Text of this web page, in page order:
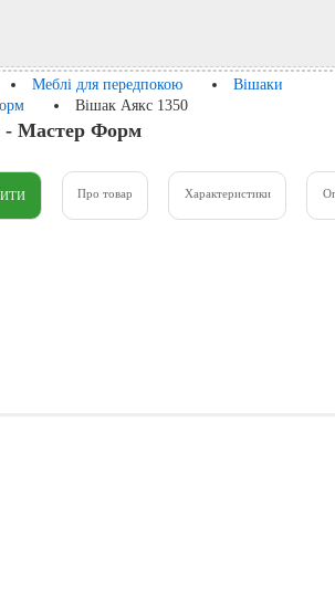
Меблі для передпокою
Вішаки
Вішак Аякс 1350
- Мастер Форм
Про товар Характеристики